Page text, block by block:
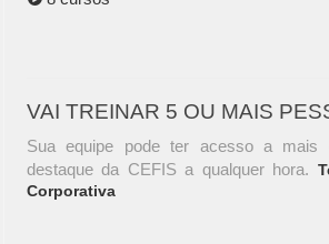
VAI TREINAR 5 OU MAIS
Sua equipe pode ter acesso a
destaque da CEFIS a qualquer hora.
Corporativa